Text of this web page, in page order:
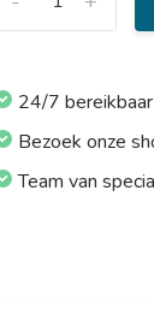
24/7 bereikbaar
Bezoek onze
Team van